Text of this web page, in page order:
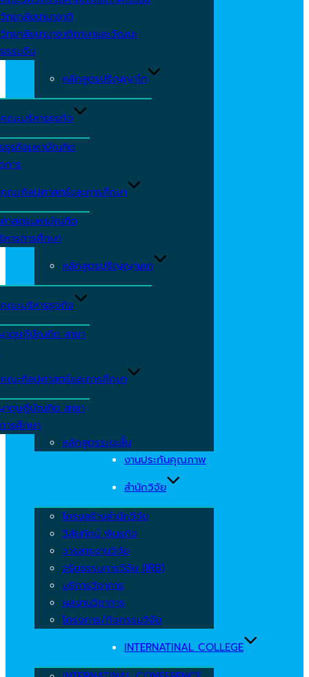
วิทยาลัยนานาชาติ
วิทยาลัยนานาชาติภาษาและวัฒนะ
ธรรมจีน
หลักสูตรปริญญาโท
คณะบริหารธุรกิจ
ธุรกิจมหาบัณฑิต
การ
คณะศิลปศาสตร์และการศึกษา
าสตรมหาบัณฑิต
หารการศึกษา
หลักสูตรปริญญาเอก
คณะบริหารธุจกิจ
ดุษฎีบัณฑิต สาขา
คณะศิลปศาสตร์และการศึกษา
ดุษฎีบัณฑิต สาขา
ารศึกษา
หลักสูตรระยะสั้น
งานประกันคุณภาพ
สำนักวิจัย
โครงสร้างสำนักวิจัย
วิสัยทัศน์ พันธกิจ
วารสารงานวิจัย
จริยธรรมการวิจัย (IRB)
บริการวิชาการ
ผลงานวิชาการ
โครงการ/กิจกรรมวิจัย
INTERNATINAL COLLEGE